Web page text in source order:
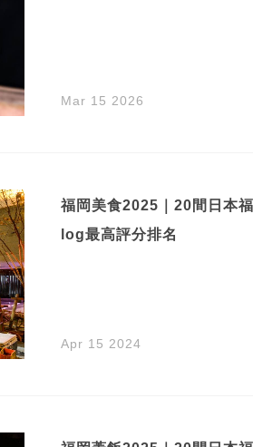
Mar 15 2026
福岡美食2025｜20間日本
log最高評分排名
Apr 15 2024